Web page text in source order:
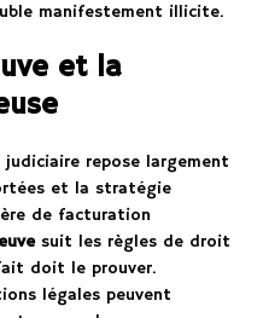
manifestement illicite.
et la
repose largement
et la stratégie
de facturation
suit les règles de droit
doit le prouver.
légales peuvent